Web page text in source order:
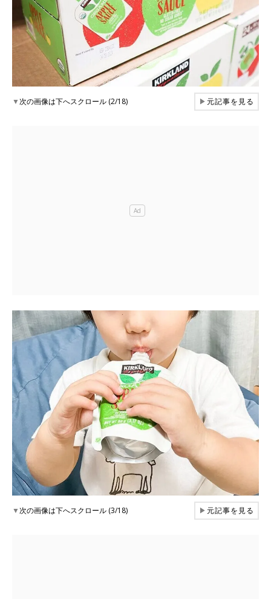
▼次の画像は下へスクロール (2/18) ▶元記事を見る
▼次の画像は下へスクロール (3/18) ▶元記事を見る